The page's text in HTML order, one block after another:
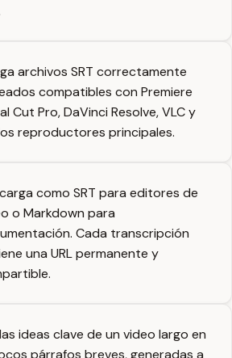
archivos SRT correctamente
compatibles con Premiere
Cut Pro, DaVinci Resolve, VLC y
reproductores principales.
como SRT para editores de
o Markdown para
Cada transcripción
una URL permanente y
ideas clave de un video largo en
párrafos breves, generadas a